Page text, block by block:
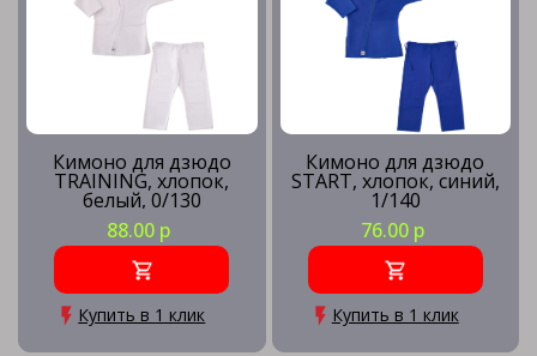
Кимоно для дзюдо
TRAINING, хлопок,
белый, 0/130
88.00 р
Купить в 1 клик
Кимоно для дзюдо
START, хлопок, синий,
1/140
76.00 р
Купить в 1 клик